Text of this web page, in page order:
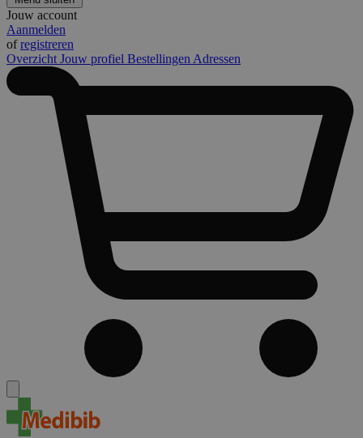
Jouw account
Aanmelden
ofregistreren
Overzicht Jouw profiel Bestellingen Adressen